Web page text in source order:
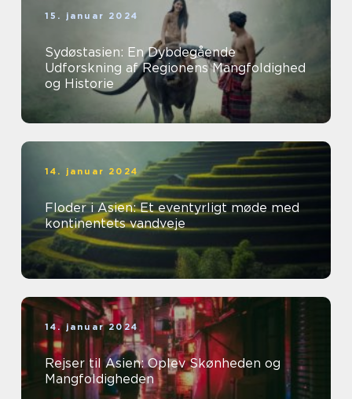
15. januar 2024
Sydøstasien: En Dybdegående
Udforskning af Regionens Mangfoldighed
og Historie
14. januar 2024
Floder i Asien: Et eventyrligt møde med
kontinentets vandveje
14. januar 2024
Rejser til Asien: Oplev Skønheden og
Mangfoldigheden